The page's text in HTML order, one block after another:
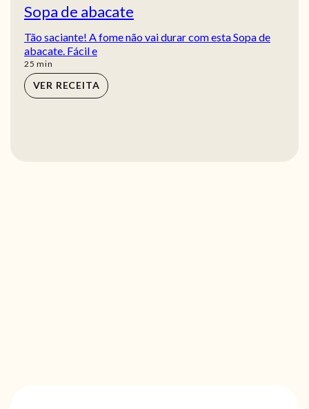
Sopa de abacate
Tão saciante! A fome não vai durar com esta Sopa de
abacate. Fácil e
25 min
min
VER RECEITA